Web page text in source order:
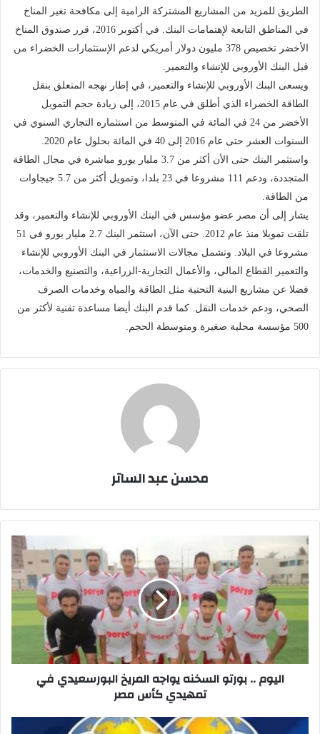
الطريق للمزيد من المشاريع المشتركة الرامية إلى مكافحة تغير المناخ
في المناطق التابعة لإهتمامات البنك. في أكتوبر 2016، قرر صندوق المناخ
الأخضر تخصيص 378 مليون دولار أمريكي لدعم الإستثمارات الخضراء من
قبل البنك الأوروبي للإنشاء والتعمير.
ويسعى البنك الأوروبي للإنشاء والتعمير، في إطار نهجه المتعلق بنقل
الطاقة الخضراء الذي أطلق في عام 2015، إلى زيادة حجم التمويل
الأخضر من 24 في المائة في المتوسط من استثماره التجاري السنوي في
السنوات العشر حتى عام 2016 إلى 40 في المائة بحلول عام 2020.
واستثمر البنك حتى الأن أكثر من 3.7 مليار يورو مباشرة في مجال الطاقة
المتجددة، ودعم 111 مشروعا في 23 بلدا، وتمويل أكثر من 5.7 جيجاوات
من الطاقة.
يشار إلى أن مصر عضو مؤسس في البنك الأوروبي للإنشاء والتعمير، وقد
تلقت تمويلا منذ عام 2012. حتى الآن، استثمر البنك 2.7 مليار يورو في 51
مشروعا في البلاد. وتشمل مجالات الاستثمار في البنك الأوروبي للإنشاء
والتعمير القطاع المالي، والأعمال التجارية-الزراعية، والتصنيع والخدمات،
فضلا عن مشاريع البنية التحتية مثل الطاقة والمياه وخدمات الصرف
الصحي، ودعم خدمات النقل. كما قدم البنك أيضا مساعدة تقنية لأكثر من
500 مؤسسة محلية صغيرة ومتوسطة الحجم.
محسن عبد الساتر
اليوم
..
بورتو
السخنه
يواجه
المريخ
البورسعيدي
في
تمهيدي
اليوم .. بورتو السخنه يواجه المريخ البورسعيدي في
تمهيدي كأس مصر
الفيفا